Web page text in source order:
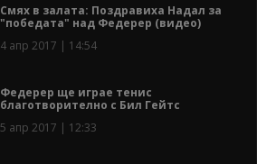
Смях в залата: Поздравиха Надал за
"победата" над Федерер (видео)
4 апр 2017 | 14:54
Федерер ще играе тенис
благотворително с Бил Гейтс
5 апр 2017 | 12:33